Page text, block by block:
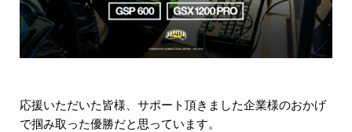
応援いただいた皆様、サポート頂きました企業様のおかげ
で掴み取った優勝だと思っています。